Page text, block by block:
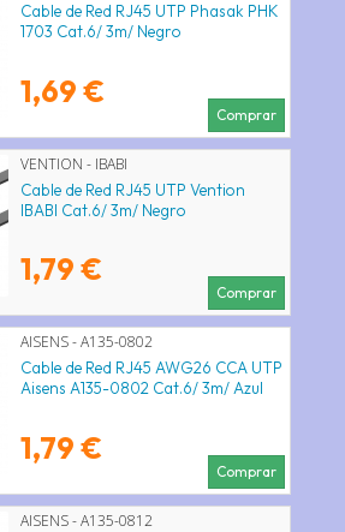
Cable de Red RJ45 UTP Phasak PHK
1703 Cat.6/ 3m/ Negro
1,69 €
Comprar
VENTION - IBABI
Cable de Red RJ45 UTP Vention
IBABI Cat.6/ 3m/ Negro
1,79 €
Comprar
AISENS - A135-0802
Cable de Red RJ45 AWG26 CCA UTP
Aisens A135-0802 Cat.6/ 3m/ Azul
1,79 €
Comprar
AISENS - A135-0812